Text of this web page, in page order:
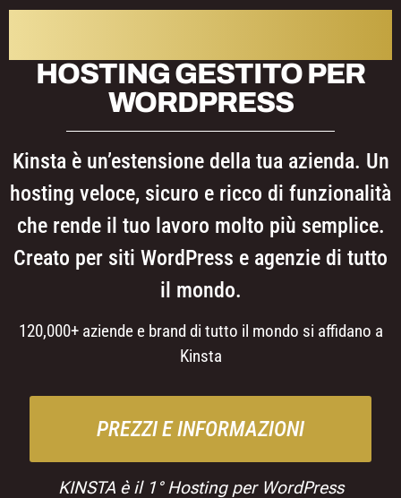
HOSTING GESTITO PER
WORDPRESS
Kinsta è un’estensione della tua azienda. Un
hosting veloce, sicuro e ricco di funzionalità
che rende il tuo lavoro molto più semplice.
Creato per siti WordPress e agenzie di tutto
il mondo.
120,000+ aziende e brand di tutto il mondo si affidano a
Kinsta
PREZZI E INFORMAZIONI
KINSTA è il 1° Hosting per WordPress